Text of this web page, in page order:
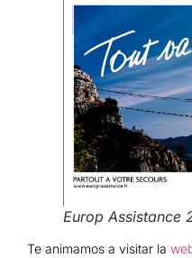
Europ Assistance
Te animamos a visitar la